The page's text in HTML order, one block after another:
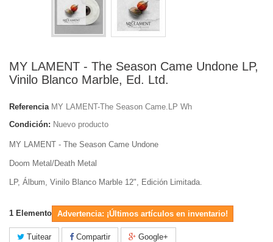
MY LAMENT - The Season Came Undone LP,
Vinilo Blanco Marble, Ed. Ltd.
Referencia MY LAMENT-The Season Came.LP Wh
Condición: Nuevo producto
MY LAMENT - The Season Came Undone
Doom Metal/Death Metal
LP, Álbum, Vinilo Blanco Marble 12", Edición Limitada.
1 Elemento Advertencia: ¡Últimos artículos en inventario!
Tuitear Compartir Google+